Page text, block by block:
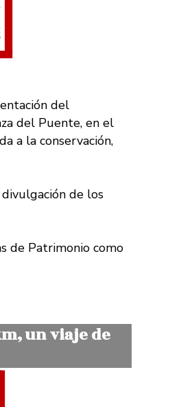
del
del Puente, en el
a la conservación,
de los
de Patrimonio como
un viaje de